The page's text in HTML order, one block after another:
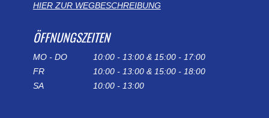
HIER ZUR WEGBESCHREIBUNG
ÖFFNUNGSZEITEN
MO - DO
10:00 - 13:00 & 15:00 - 17:00
FR
10:00 - 13:00 & 15:00 - 18:00
SA
10:00 - 13:00